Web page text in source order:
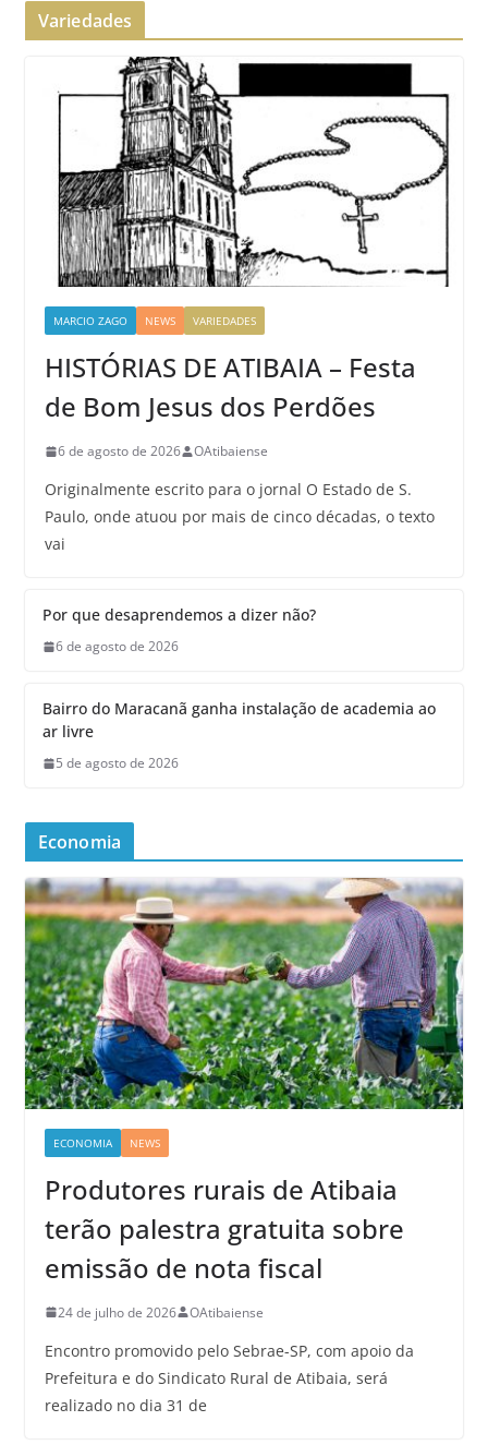
Variedades
MARCIO ZAGO NEWS VARIEDADES
HISTÓRIAS DE ATIBAIA – Festa
de Bom Jesus dos Perdões
6 de agosto de 2026 OAtibaiense
Originalmente escrito para o jornal O Estado de S.
Paulo, onde atuou por mais de cinco décadas, o texto
vai
Por que desaprendemos a dizer não?
6 de agosto de 2026
Bairro do Maracanã ganha instalação de academia ao
ar livre
5 de agosto de 2026
Economia
ECONOMIA NEWS
Produtores rurais de Atibaia
terão palestra gratuita sobre
emissão de nota fiscal
24 de julho de 2026 OAtibaiense
Encontro promovido pelo Sebrae-SP, com apoio da
Prefeitura e do Sindicato Rural de Atibaia, será
realizado no dia 31 de